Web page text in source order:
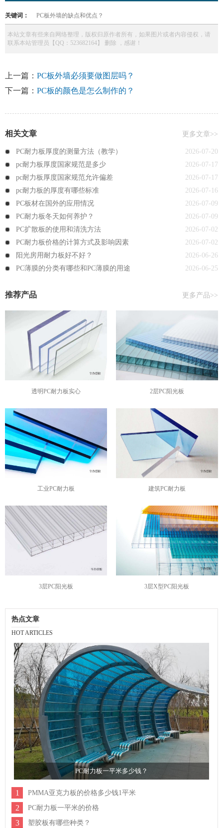
关键词： PC板外墙的缺点和优点？
本站文章有些来自网络整理，版权归原作者所有，如果图片或者内容侵权，请
联系本站管理员【QQ：523682164】 删除 ，感谢！
上一篇： PC板外墙必须要做图层吗？
下一篇： PC板的颜色是怎么制作的？
相关文章 更多文章>>
PC耐力板厚度的测量方法（教学）
2026-07-20
pc耐力板厚度国家规范是多少
2026-07-17
pc耐力板厚度国家规范允许偏差
2026-07-17
pc耐力板的厚度有哪些标准
2026-07-16
PC板材在国外的应用情况
2026-07-09
PC耐力板冬天如何养护？
2026-07-09
PC扩散板的使用和清洗方法
2026-07-02
PC耐力板价格的计算方式及影响因素
2026-07-02
阳光房用耐力板好不好？
2026-06-26
PC薄膜的分类有哪些和PC薄膜的用途
2026-06-25
推荐产品 更多产品>>
透明PC耐力板实心 2层PC阳光板
工业PC耐力板 建筑PC耐力板
3层PC阳光板 3层X型PC阳光板
热点文章
HOT ARTICLES
PC耐力板一平米多少钱？
1 PMMA亚克力板的价格多少钱1平米
2 PC耐力板一平米的价格
3 塑胶板有哪些种类？